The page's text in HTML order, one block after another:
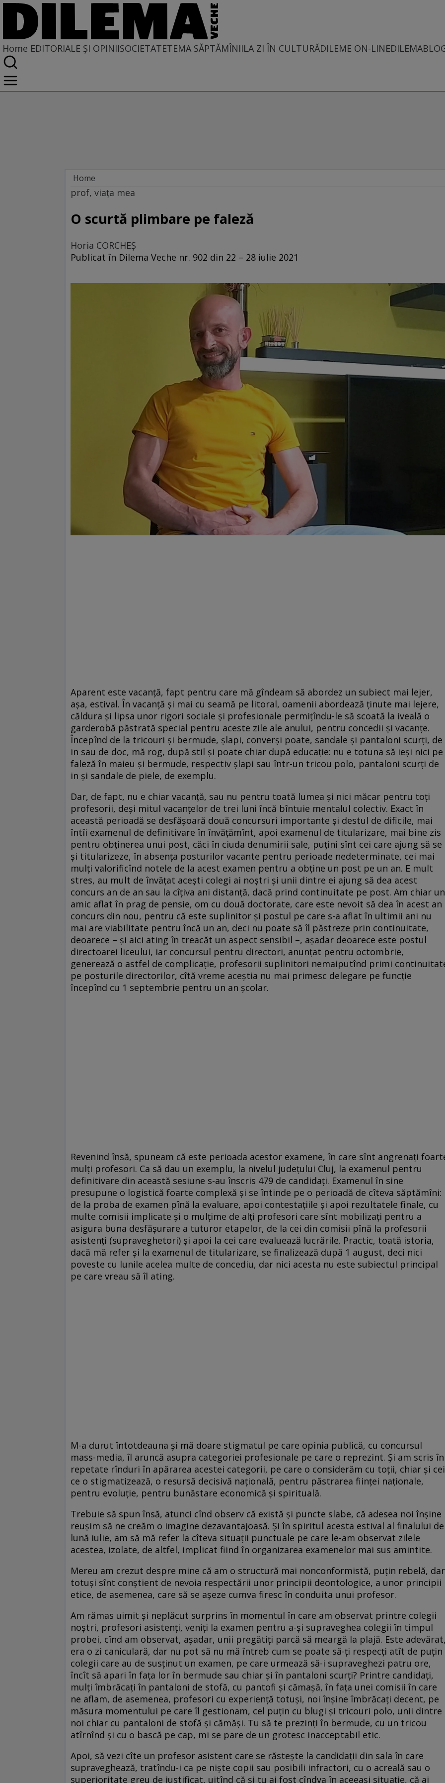
Home EDITORIALE ȘI OPINIISOCIETATETEMA SĂPTĂMÎNIILA ZI ÎN CULTURĂDILEME ON-LINE
Home
EDITORIALE ȘI OPINII
PE CE LUME TRĂIM
prof, viața mea
O scurtă plimbare pe faleză
Horia CORCHEŞ
Publicat în Dilema Veche nr. 902 din 22 – 28 iulie 2021
Aparent este vacanță, fapt pentru care mă gîndeam să abordez un subiect mai lejer,
așa, estival. În vacanță și mai cu seamă pe litoral, oamenii abordează ținute mai lejere,
căldura și lipsa unor rigori sociale și profesionale permițîndu-le să scoată la iveală o
garderobă păstrată special pentru aceste zile ale anului, pentru concedii și vacanțe.
Începînd de la tricouri și bermude, șlapi, converși poate, sandale și pantaloni scurți, de
in sau de doc, mă rog, după stil și poate chiar după educație: nu e totuna să ieși nici pe
faleză în maieu și bermude, respectiv șlapi sau într-un tricou polo, pantaloni scurți de
in și sandale de piele, de exemplu.
Dar, de fapt, nu e chiar vacanță, sau nu pentru toată lumea și nici măcar pentru toți
profesorii, deși mitul vacanțelor de trei luni încă bîntuie mentalul colectiv. Exact în
această perioadă se desfășoară două concursuri importante și destul de dificile, mai
întîi examenul de definitivare în învățămînt, apoi examenul de titularizare, mai bine zis
pentru obținerea unui post, căci în ciuda denumirii sale, puțini sînt cei care ajung să se
și titularizeze, în absența posturilor vacante pentru perioade nedeterminate, cei mai
mulți valorificînd notele de la acest examen pentru a obține un post pe un an. E mult
stres, au mult de învățat acești colegi ai noștri și unii dintre ei ajung să dea acest
concurs an de an sau la cîțiva ani distanță, dacă prind continuitate pe post. Am chiar un
amic aflat în prag de pensie, om cu două doctorate, care este nevoit să dea în acest an
concurs din nou, pentru că este suplinitor și postul pe care s-a aflat în ultimii ani nu
mai are viabilitate pentru încă un an, deci nu poate să îl păstreze prin continuitate,
deoarece – și aici ating în treacăt un aspect sensibil –, așadar deoarece este postul
directoarei liceului, iar concursul pentru directori, anunțat pentru octombrie,
generează o astfel de complicație, profesorii suplinitori nemaiputînd primi
pe posturile directorilor, cîtă vreme aceștia nu mai primesc delegare pe funcție
începînd cu 1 septembrie pentru un an școlar.
Revenind însă, spuneam că este perioada acestor examene, în care sînt angrenați
mulți profesori. Ca să dau un exemplu, la nivelul județului Cluj, la examenul pentru
definitivare din această sesiune s-au înscris 479 de candidați. Examenul în sine
presupune o logistică foarte complexă și se întinde pe o perioadă de cîteva săptămîni:
de la proba de examen pînă la evaluare, apoi contestațiile și apoi rezultatele finale, cu
multe comisii implicate și o mulțime de alți profesori care sînt mobilizați pentru a
asigura buna desfășurare a tuturor etapelor, de la cei din comisii pînă la profesorii
asistenți (supraveghetori) și apoi la cei care evaluează lucrările. Practic, toată istoria,
dacă mă refer și la examenul de titularizare, se finalizează după 1 august, deci nici
poveste cu lunile acelea multe de concediu, dar nici acesta nu este subiectul principal
pe care vreau să îl ating.
M-a durut întotdeauna și mă doare stigmatul pe care opinia publică, cu concursul
mass-media, îl aruncă asupra categoriei profesionale pe care o reprezint. Și am scris în
repetate rînduri în apărarea acestei categorii, pe care o considerăm cu toții, chiar și cei
ce o stigmatizează, o resursă decisivă națională, pentru păstrarea ființei naționale,
pentru evoluție, pentru bunăstare economică și spirituală.
Trebuie să spun însă, atunci cînd observ că există și puncte slabe, că adesea noi înșine
reușim să ne creăm o imagine dezavantajoasă. Și în spiritul acesta estival al finalului de
lună iulie, am să mă refer la cîteva situații punctuale pe care le-am observat zilele
acestea, izolate, de altfel, implicat fiind în organizarea examenelor mai sus amintite.
Mereu am crezut despre mine că am o structură mai nonconformistă, puțin rebelă, dar
totuși sînt conștient de nevoia respectării unor principii deontologice, a unor principii
etice, de asemenea, care să se așeze cumva firesc în conduita unui profesor.
Am rămas uimit și neplăcut surprins în momentul în care am observat printre colegii
noștri, profesori asistenți, veniți la examen pentru a-și supraveghea colegii în timpul
probei, cînd am observat, așadar, unii pregătiți parcă să meargă la plajă. Este
era o zi caniculară, dar nu pot să nu mă întreb cum se poate să-ți respecți atît de puțin
colegii care au de susținut un examen, pe care urmează să-i supraveghezi patru ore,
încît să apari în fața lor în bermude sau chiar și în pantaloni scurți? Printre candidați,
mulți îmbrăcați în pantaloni de stofă, cu pantofi și cămașă, în fața unei comisii în care
ne aflam, de asemenea, profesori cu experiență totuși, noi înșine îmbrăcați decent, pe
măsura momentului pe care îl gestionam, cel puțin cu blugi și tricouri polo, unii dintre
noi chiar cu pantaloni de stofă și cămăși. Tu să te prezinți în bermude, cu un tricou
atîrnînd și cu o bască pe cap, mi se pare de un grotesc inacceptabil etic.
Apoi, să vezi cîte un profesor asistent care se răstește la candidații din sala în care
supraveghează, tratîndu-i ca pe niște copii sau posibili infractori, cu o acreală sau o
superioritate greu de justificat, uitînd că și tu ai fost cîndva în aceeași situație, că ai